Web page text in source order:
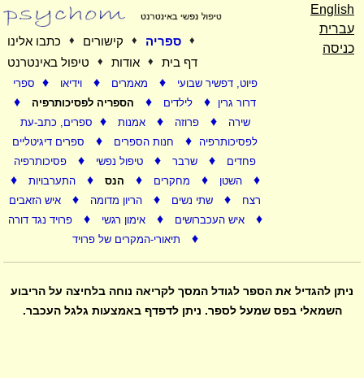
English
עברית
כניסה
כתבו אלינו ♦ קישורים ♦ ספריה ♦
טיפול באינטרנט ♦ אודות ♦ דף בית
פיוט, דפשיר שבועי ♦ מאמרים ♦ וידיאו ♦
ספרי
דרור גרין
♦ לילדים ♦ הספריה לפסיכותרפיה ♦
שירה ♦ פרוזה ♦ אמנות ♦
ספרים, כתב-עת
לפסיכותרפיה
♦ חנות הספרים ♦
ספרים דיגיטליים
פחדים
♦ שרבר ♦ טיפול נפשי ♦ פסיכותרפיה
♦ השטן ♦ מחקרים ♦ הנס ♦ התערבויות ♦
רצח ♦ שתי נשים ♦ הריון מדומה ♦ איש הזאבים
♦ איש העכברושים ♦ אימון רגשי ♦ פרויד נגד דורה
♦ תיאורי-המקרים של פרויד
ניתן להגדיל את הספר לגודל המסך לקריאה נוחה בלחיצה על הריבוע
השמאלי בפס שמעל לספר. ניתן לדפדף באמצעות גלגל העכבר.